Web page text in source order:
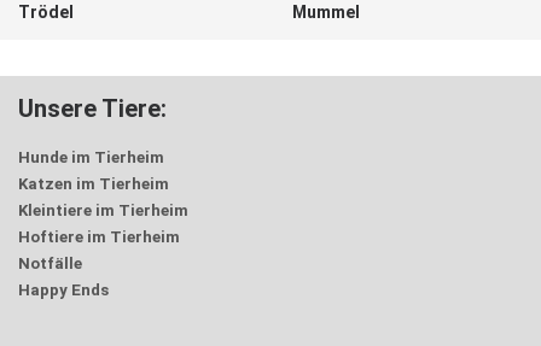
Trödel Mummel
Unsere Tiere:
Hunde im Tierheim
Katzen im Tierheim
Kleintiere im Tierheim
Hoftiere im Tierheim
Notfälle
Happy Ends